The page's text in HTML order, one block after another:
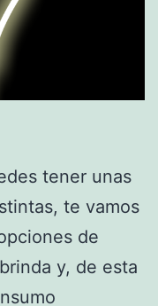
tener unas
te vamos
de
y, de esta